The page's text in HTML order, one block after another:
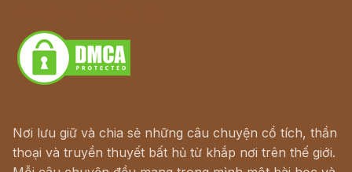
Nơi lưu giữ và chia sẻ những câu chuyện cổ tích, thần
thoại và truyền thuyết bất hủ từ khắp nơi trên thế giới.